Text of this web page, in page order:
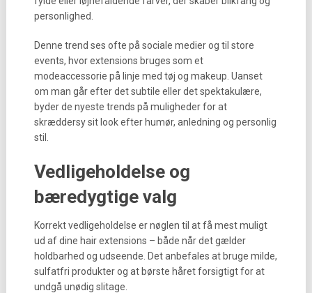
personlighed.
Denne trend ses ofte på sociale medier og til store
events, hvor extensions bruges som et
modeaccessorie på linje med tøj og makeup. Uanset
om man går efter det subtile eller det spektakulære,
byder de nyeste trends på muligheder for at
skræddersy sit look efter humør, anledning og personlig
stil.
Vedligeholdelse og
bæredygtige valg
Korrekt vedligeholdelse er nøglen til at få mest muligt
ud af dine hair extensions – både når det gælder
holdbarhed og udseende. Det anbefales at bruge milde,
sulfatfri produkter og at børste håret forsigtigt for at
undgå unødig slitage.